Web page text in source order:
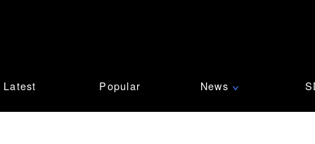
Latest Popular News ∨